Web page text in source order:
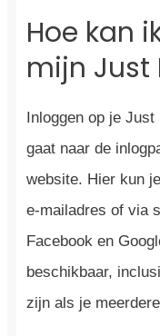
Hoe kan
mijn Just
Inloggen op je
gaat naar de
website. Hier kun
e-mailadres of via
Facebook en
beschikbaar,
zijn als je